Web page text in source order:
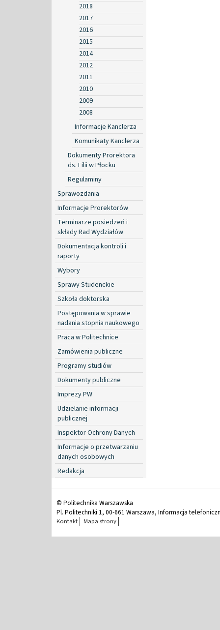
2018
2017
2016
2015
2014
2012
2011
2010
2009
2008
Informacje Kanclerza
Komunikaty Kanclerza
Dokumenty Prorektora
ds. Filii w Płocku
Regulaminy
Sprawozdania
Informacje Prorektorów
Terminarze posiedzeń i
składy Rad Wydziałów
Dokumentacja kontroli i
raporty
Wybory
Sprawy Studenckie
Szkoła doktorska
Postępowania w sprawie
nadania stopnia naukowego
Praca w Politechnice
Zamówienia publiczne
Programy studiów
Dokumenty publiczne
Imprezy PW
Udzielanie informacji
publicznej
Inspektor Ochrony Danych
Informacje o przetwarzaniu
danych osobowych
Redakcja
© Politechnika Warszawska
Pl. Politechniki 1, 00-661 Warszawa, Informacja
Kontakt Mapa strony